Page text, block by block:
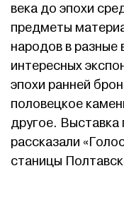
века до эпохи
предметы
народов в
интересных
эпохи ранней
половецкое
другое. Выставка
рассказали
станицы